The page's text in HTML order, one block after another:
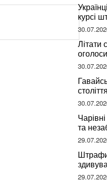
курсі
борги
Літати
вибору
та